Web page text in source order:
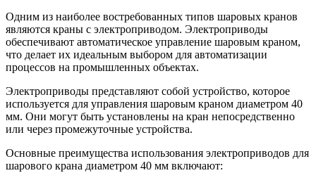
Одним из наиболее востребованных типов шаровых кранов
являются краны с электроприводом. Электроприводы
обеспечивают автоматическое управление шаровым краном,
что делает их идеальным выбором для автоматизации
процессов на промышленных объектах.
Электроприводы представляют собой устройство, которое
используется для управления шаровым краном диаметром 40
мм. Они могут быть установлены на кран непосредственно
или через промежуточные устройства.
Основные преимущества использования электроприводов для
шарового крана диаметром 40 мм включают: